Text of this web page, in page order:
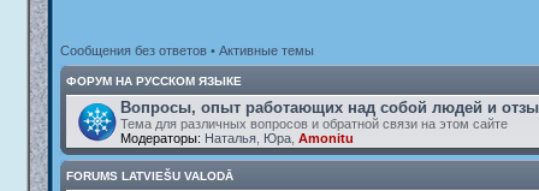
Сообщения без ответов• Активные темы
ФОРУМ НА РУССКОМ ЯЗЫКЕ
Вопросы, опыт работающих над собой людей и
Тема для различных вопросов и обратной связи на этом сайте
Модераторы: Наталья, Юра, Amonitu
FORUMS LATVIEŠU VALODĀ